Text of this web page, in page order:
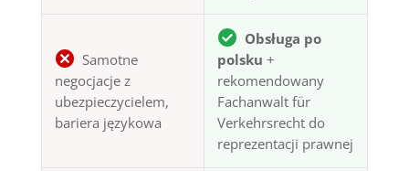
Samotne
negocjacje z
ubezpieczycielem,
bariera językowa
Obsługa po
polsku +
rekomendowany
Fachanwalt für
Verkehrsrecht do
reprezentacji prawnej